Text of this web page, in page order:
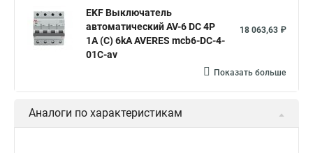
EKF Выключатель
автоматический AV-6 DC 4P
1A (C) 6kA AVERES mcb6-DC-4-
01C-av
18 063,63 ₽
Показать больше
Аналоги по характеристикам